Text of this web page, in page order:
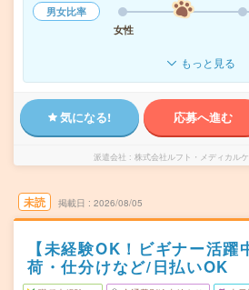
男女比率
女性
もっと見る
気になる! 応募へ進む
派遣会社 株式会社ルフト・メディカル
未読 掲載日 2026/08/05
【未経験OK！ビギナー活躍
荷・仕分けなど/日払いOK